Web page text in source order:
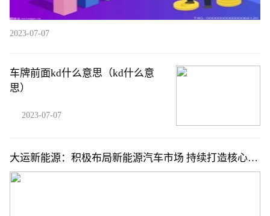
2023-07-07
车牌前面kd什么意思（kd什么意
思）
2023-07-07
大运新能源：积极布局新能源汽车市场 持续打造核心品
牌力